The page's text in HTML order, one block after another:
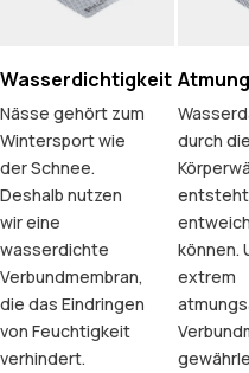
Wasserdichtigkeit
Nässe gehört zum
Wintersport wie
der Schnee.
Deshalb nutzen
wir eine
wasserdichte
Verbundmembran,
die das Eindringen
von Feuchtigkeit
verhindert.
durch die
können.
extrem